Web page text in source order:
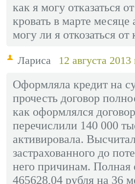
как я могу отказаться
кровать в марте
могу ли я откозаться от
Лариса 12 августа
Оформляла кредит на
прочесть договор
как оформлялся
перечислили 140 000
активировала.
застрахованного до
него причинам. Полная
465628,04 рубля на 36